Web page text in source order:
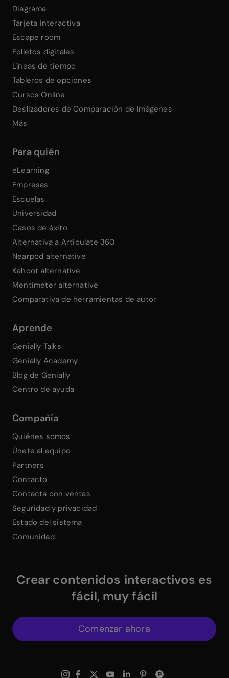
Diagrama
Tarjeta interactiva
Escape room
Folletos digitales
Líneas de tiempo
Tableros de opciones
Cursos Online
Deslizadores de Comparación de Imágenes
Más
Para quién
eLearning
Empresas
Escuelas
Universidad
Casos de éxito
Alternativa a Articulate 360
Nearpod alternative
Kahoot alternative
Mentimeter alternative
Comparativa de herramientas de autor
Aprende
Genially Talks
Genially Academy
Blog de Genially
Centro de ayuda
Compañía
Quiénes somos
Únete al equipo
Partners
Contacto
Contacta con ventas
Seguridad y privacidad
Estado del sistema
Comunidad
Crear contenidos interactivos es
fácil, muy fácil
Comenzar ahora
$Instagram Link
$Facebook Link
$X Link
$Youtube Link
$Linkedin Link
$Pinterest Link
$